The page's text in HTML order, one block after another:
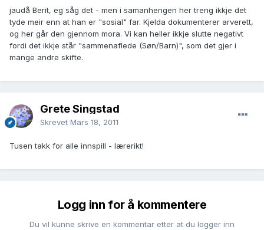
jaudå Berit, eg såg det - men i samanhengen her treng ikkje det
tyde meir enn at han er "sosial" far. Kjelda dokumenterer arverett,
og her går den gjennom mora. Vi kan heller ikkje slutte negativt
fordi det ikkje står "sammenaflede (Søn/Barn)", som det gjer i
mange andre skifte.
Grete Singstad
Skrevet Mars 18, 2011
Tusen takk for alle innspill - lærerikt!
Logg inn for å kommentere
Du vil kunne skrive en kommentar etter at du logger inn